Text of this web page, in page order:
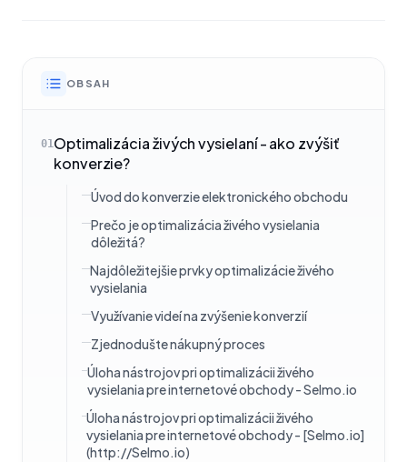
OBSAH
01Optimalizácia živých vysielaní - ako zvýšiť
konverzie?
Úvod do konverzie elektronického obchodu
Prečo je optimalizácia živého vysielania
dôležitá?
Najdôležitejšie prvky optimalizácie živého
vysielania
Využívanie videí na zvýšenie konverzií
Zjednodušte nákupný proces
Úloha nástrojov pri optimalizácii živého
vysielania pre internetové obchody - Selmo.io
Úloha nástrojov pri optimalizácii živého
vysielania pre internetové obchody - [Selmo.io]
(http://Selmo.io)